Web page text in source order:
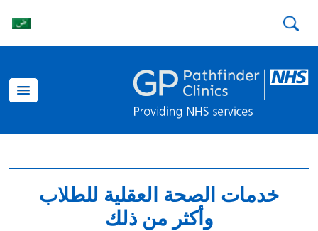
خدمات الصحة العقلية للطلاب
وأكثر من ذلك